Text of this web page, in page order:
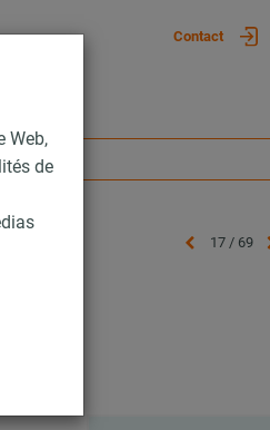
Web,
de
Contact
17 / 69